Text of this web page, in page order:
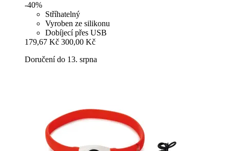
-40%
Stříhatelný
Vyroben ze silikonu
Dobíjecí přes USB
179,67 Kč 300,00 Kč
Doručení do 13. srpna